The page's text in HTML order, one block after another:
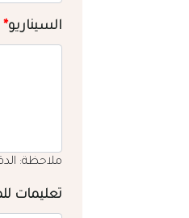
السيناريو*
ملاحظة: الدقيقة تعادل
تعليمات